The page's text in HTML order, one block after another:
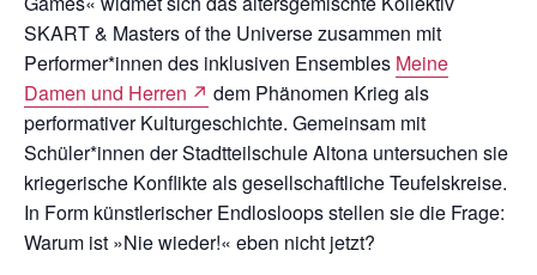
SKART & Masters of the Universe zusammen mit
Performer*innen des inklusiven Ensembles Meine
Damen und Herren ↗ dem Phänomen Krieg als
performativer Kulturgeschichte. Gemeinsam mit
Schüler*innen der Stadtteilschule Altona untersuchen sie
kriegerische Konflikte als gesellschaftliche Teufelskreise.
In Form künstlerischer Endlosloops stellen sie die Frage:
Warum ist »Nie wieder!« eben nicht jetzt?